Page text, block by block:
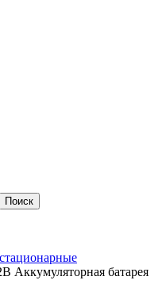
Поиск
Аккумуляторная батарея